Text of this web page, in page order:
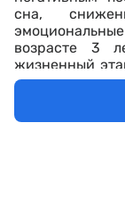
сна,
возрасте 3
жизненный
момент и